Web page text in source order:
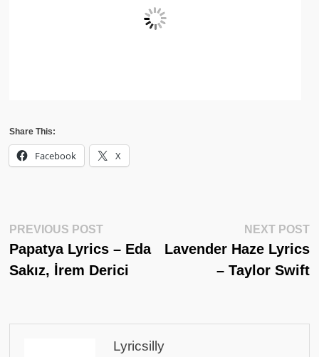
Share This:
Facebook X
Post
Navigation
PREVIOUS POSTPrevious
Post:
Papatya Lyrics – Eda
Sakız, İrem Derici
NEXT POST
Lavender Haze Lyrics
– Taylor Swift
Lyricsilly